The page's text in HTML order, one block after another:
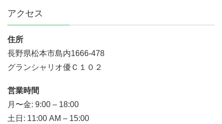
アクセス
住所
長野県松本市島内1666-478
グランシャリオ優Ｃ１０２
営業時間
月〜金: 9:00 – 18:00
土日: 11:00 AM – 15:00